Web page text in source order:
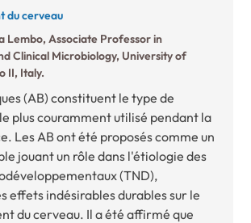
du cerveau
Lembo, Associate Professor in
Clinical Microbiology, University of
II, Italy.
(AB) constituent le type de
plus couramment utilisé pendant la
Les AB ont été proposés comme un
jouant un rôle dans l'étiologie des
(TND),
effets indésirables durables sur le
du cerveau. Il a été affirmé que